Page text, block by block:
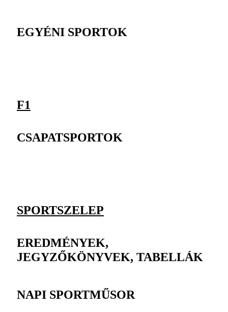
EGYÉNI SPORTOK
F1
CSAPATSPORTOK
SPORTSZELEP
EREDMÉNYEK,
JEGYZŐKÖNYVEK, TABELLÁK
NAPI SPORTMŰSOR